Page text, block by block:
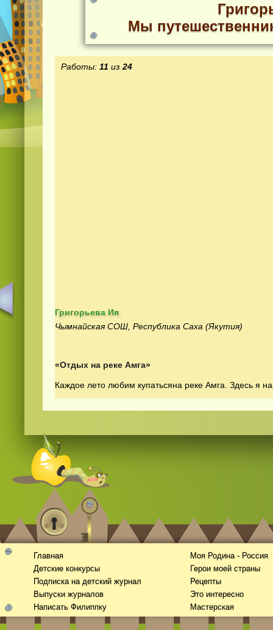
Мы
Работы: 11 из 24
Григорьева Ия
Чымнайская СОШ, Республика Саха (Якутия)
«Отдых на реке Амга»
Каждое лето любим купатьсяна реке Амга. Здесь я
Главная
Детские конкурсы
Подписка на детский журнал
Выпуски журналов
Написать Филиппку
Моя Родина - Россия
Герои моей страны
Рецепты
Это интересно
Мастерская
Смотреть видеоонлайн